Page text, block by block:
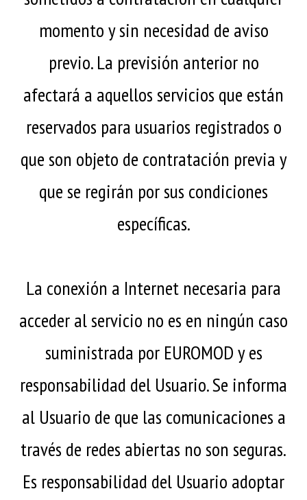
momento y sin necesidad de aviso
previo. La previsión anterior no
afectará a aquellos servicios que están
reservados para usuarios registrados o
que son objeto de contratación previa y
que se regirán por sus condiciones
específicas.
La conexión a Internet necesaria para
acceder al servicio no es en ningún caso
suministrada por EUROMOD y es
responsabilidad del Usuario. Se informa
al Usuario de que las comunicaciones a
través de redes abiertas no son seguras.
Es responsabilidad del Usuario adoptar